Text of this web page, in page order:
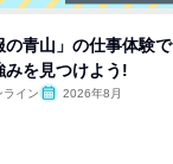
の青山」の仕事体験
みを見つけよう!
ライン
2026年8月